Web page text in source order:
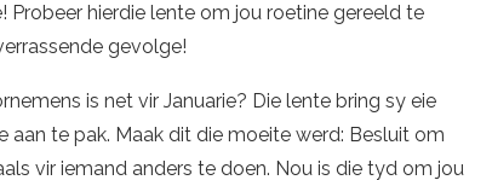
hierdie lente om jou roetine gereeld te
gevolge!
is net vir Januarie? Die lente bring sy eie
te pak. Maak dit die moeite werd: Besluit om
vir iemand anders te doen. Nou is die tyd om jou